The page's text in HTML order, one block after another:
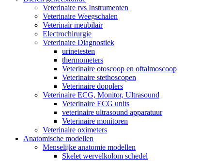
Veterinaire rvs Instrumenten
Veterinaire Weegschalen
Veterinair meubilair
Electrochirurgie
Veterinaire Diagnostiek
urinetesten
thermometers
Veterinaire otoscoop en oftalmoscoop
Veterinaire stethoscopen
Veterinaire dopplers
Veterinaire ECG, Monitor, Ultrasound
Veterinaire ECG units
veterinaire ultrasound apparatuur
Veterinaire monitoren
Veterinaire oximeters
Anatomische modellen
Menselijke anatomie modellen
Skelet wervelkolom schedel